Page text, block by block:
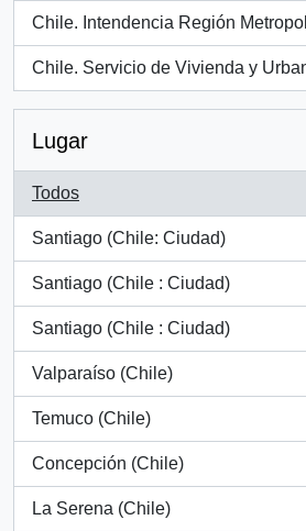
Chile. Intendencia Región
, 28 resultados
Chile. Servicio de Vivienda y
, 27 resultados
Lugar
Todos
Santiago (Chile: Ciudad)
, 956 resultados
Santiago (Chile : Ciudad)
, 439 resultados
Santiago (Chile : Ciudad)
, 277 resultados
Valparaíso (Chile)
, 156 resultados
Temuco (Chile)
, 41 resultados
Concepción (Chile)
, 37 resultados
La Serena (Chile)
, 27 resultados